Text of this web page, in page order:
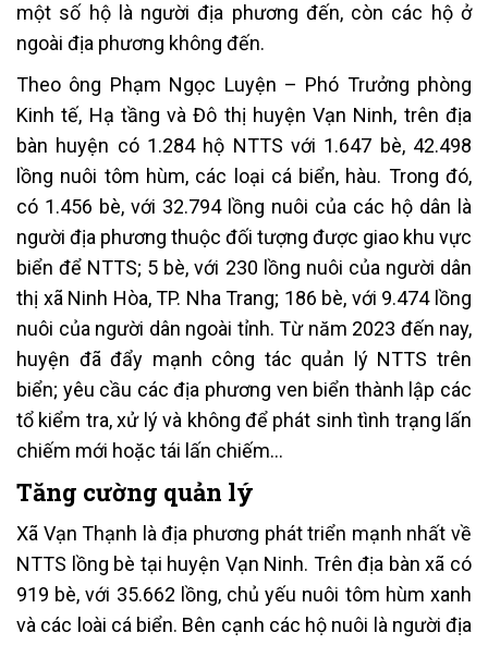
một số hộ là người địa phương đến, còn các hộ ở
ngoài địa phương không đến.
Theo ông Phạm Ngọc Luyện – Phó Trưởng phòng
Kinh tế, Hạ tầng và Đô thị huyện Vạn Ninh, trên địa
bàn huyện có 1.284 hộ NTTS với 1.647 bè, 42.498
lồng nuôi tôm hùm, các loại cá biển, hàu. Trong đó,
có 1.456 bè, với 32.794 lồng nuôi của các hộ dân là
người địa phương thuộc đối tượng được giao khu vực
biển để NTTS; 5 bè, với 230 lồng nuôi của người dân
thị xã Ninh Hòa, TP. Nha Trang; 186 bè, với 9.474 lồng
nuôi của người dân ngoài tỉnh. Từ năm 2023 đến nay,
huyện đã đẩy mạnh công tác quản lý NTTS trên
biển; yêu cầu các địa phương ven biển thành lập các
tổ kiểm tra, xử lý và không để phát sinh tình trạng lấn
chiếm mới hoặc tái lấn chiếm…
Tăng cường quản lý
Xã Vạn Thạnh là địa phương phát triển mạnh nhất về
NTTS lồng bè tại huyện Vạn Ninh. Trên địa bàn xã có
919 bè, với 35.662 lồng, chủ yếu nuôi tôm hùm xanh
và các loài cá biển. Bên cạnh các hộ nuôi là người địa